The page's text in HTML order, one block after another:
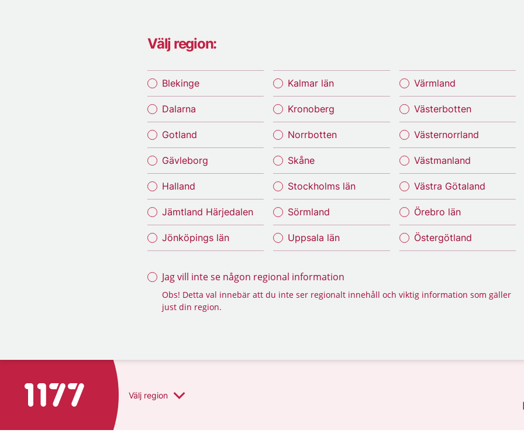
Välj region:
Blekinge
Dalarna
Gotland
Gävleborg
Halland
Jämtland Härjedalen
Jönköpings län
Kalmar län
Kronoberg
Norrbotten
Skåne
Stockholms län
Sörmland
Uppsala län
Värmland
Västerbotten
Västernorrland
Västmanland
Västra Götaland
Örebro län
Östergötland
Jag vill inte se någon regional information
Obs! Detta val innebär att du inte ser regionalt innehåll och viktig information som gäller
just din region.
Till startsidan för 1177 Välj region